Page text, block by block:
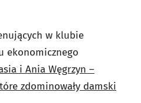
w klubie
ekonomicznego
i Ania Węgrzyn –
zdominowały damski